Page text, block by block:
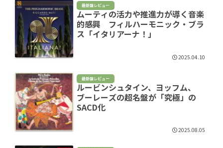
最新盤レビュー
ムーティの活力や推進力が導く音楽
的感興 フィルハーモニック・ブラ
ス「イタリアーナ！」
2025.04.10
最新盤レビュー
ルービンシュタイン、ヨッフム、
ブーレーズの超名盤が「究極」の
SACD化
2025.08.05